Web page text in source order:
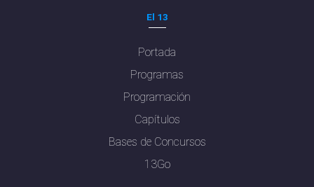
El 13
Portada
Programas
Programación
Capítulos
Bases de Concursos
13Go